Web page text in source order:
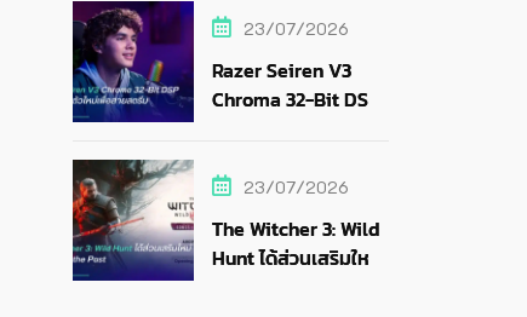
23/07/2026
Razer Seiren V3
Chroma 32-Bit DSP
23/07/2026
The Witcher 3: Wild
Hunt ได้ส่วนเสริมใหม่